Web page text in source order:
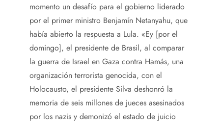
momento un desafío para el gobierno liderado
por el primer ministro Benjamín Netanyahu, que
había abierto la respuesta a Lula. «Ey [por el
domingo], el presidente de Brasil, al comparar
la guerra de Israel en Gaza contra Hamás, una
organización terrorista genocida, con el
Holocausto, el presidente Silva deshonró la
memoria de seis millones de jueces asesinados
por los nazis y demonizó el estado de juicio